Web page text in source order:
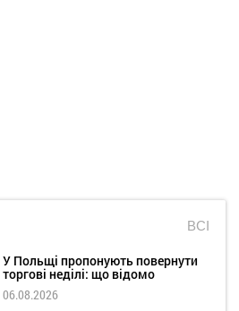
ВСІ
У Польщі пропонують повернути
торгові неділі: що відомо
06.08.2026